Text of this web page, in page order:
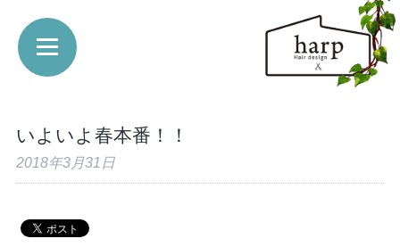
いよいよ春本番！！
2018年3月31日